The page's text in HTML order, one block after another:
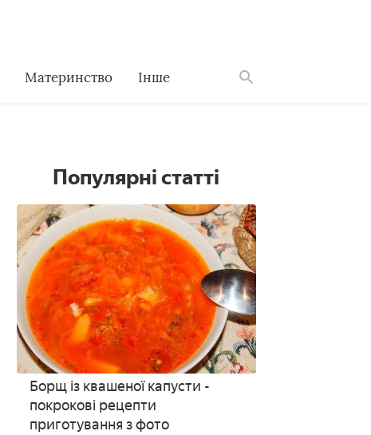
Материнство Інше
Популярні статті
Борщ із квашеної капусти -
покрокові рецепти
приготування з фото